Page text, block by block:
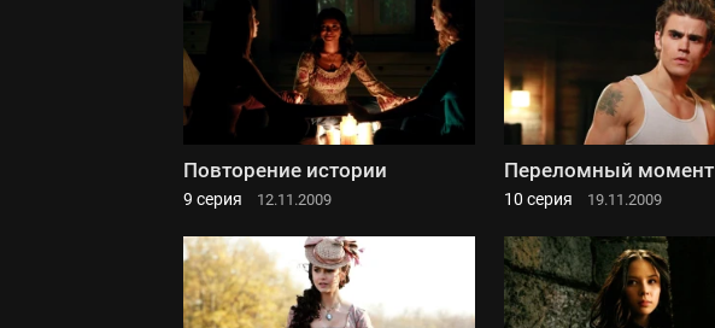
Повторение истории
9 серия 12.11.2009
Переломный момент
10 серия 19.11.2009